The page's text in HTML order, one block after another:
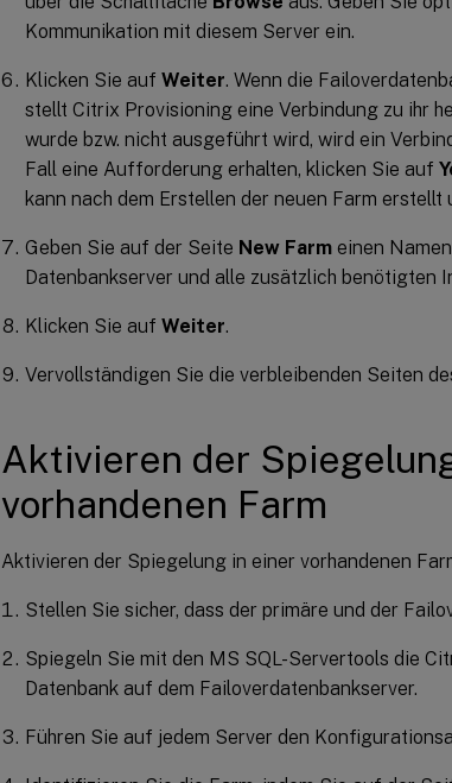
Kommunikation mit diesem Server ein.
Klicken Sie auf Weiter. Wenn die
stellt Citrix Provisioning eine Verbindung zu ihr
wurde bzw. nicht ausgeführt wird, wird ein
Fall eine Aufforderung erhalten, klicken Sie auf
kann nach dem Erstellen der neuen Farm
Geben Sie auf der Seite New Farm einen
Datenbankserver und alle zusätzlich benötigten
Klicken Sie auf Weiter.
Vervollständigen Sie die verbleibenden Seiten
Aktivieren der
vorhandenen Farm
Aktivieren der Spiegelung in einer vorhandenen
Stellen Sie sicher, dass der primäre und der
Spiegeln Sie mit den MS SQL-Servertools die
Datenbank auf dem Failoverdatenbankserver.
Führen Sie auf jedem Server den